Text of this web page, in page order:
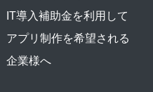
IT導入補助金を利用して
アプリ制作を希望される
企業様へ